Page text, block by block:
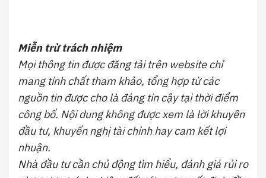
Miễn trừ trách nhiệm
Mọi thông tin được đăng tải trên website chỉ
mang tính chất tham khảo, tổng hợp từ các
nguồn tin được cho là đáng tin cậy tại thời điểm
công bố. Nội dung không được xem là lời khuyên
đầu tư, khuyến nghị tài chính hay cam kết lợi
nhuận.
Nhà đầu tư cần chủ động tìm hiểu, đánh giá rủi ro